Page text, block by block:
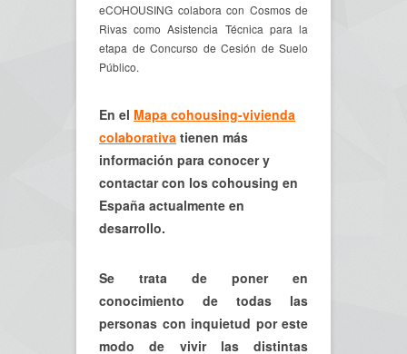
eCOHOUSING colabora con Cosmos de
Rivas como Asistencia Técnica para la
etapa de Concurso de Cesión de Suelo
Público.
En el Mapa cohousing-vivienda
colaborativa tienen más
información para conocer y
contactar con los cohousing en
España actualmente en
desarrollo.
Se trata de poner en
conocimiento de todas las
personas con inquietud por este
modo de vivir las distintas